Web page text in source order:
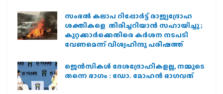
സംഭൽ കലാപ റിപ്പോർട്ട് രാജ്യദ്രോഹ
ശക്തികളെ തിരിച്ചറിയാൻ സഹായിച്ചു ;
കുറ്റക്കാർക്കെതിരെ കർശന നടപടി
വേണമെന്ന് വിശ്വഹിന്ദു പരിഷത്ത്
ജെന്‍സികള്‍ ദേശദ്രോഹികളല്ല, നമ്മുടെ
തന്നെ ഭാഗം : ഡോ. മോഹന്‍ ഭാഗവത്